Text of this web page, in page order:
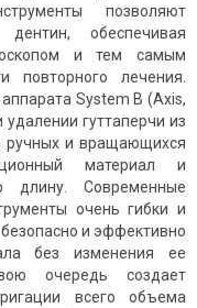
позволяют
обеспечивая
и тем самым
повторного лечения.
System B (Axis,
гуттаперчи из
ручных и вращающихся
материал и
длину. Современные
очень гибки и
и эффективно
без изменения ее
очередь создает
всего объема